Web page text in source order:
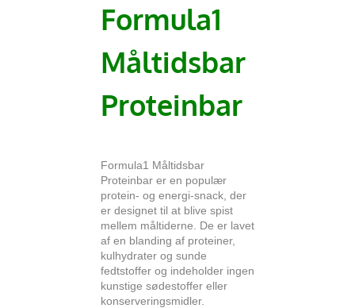
Formula1
Måltidsbar
Proteinbar
Formula1 Måltidsbar
Proteinbar er en populær
protein- og energi-snack, der
er designet til at blive spist
mellem måltiderne. De er lavet
af en blanding af proteiner,
kulhydrater og sunde
fedtstoffer og indeholder ingen
kunstige sødestoffer eller
konserveringsmidler.